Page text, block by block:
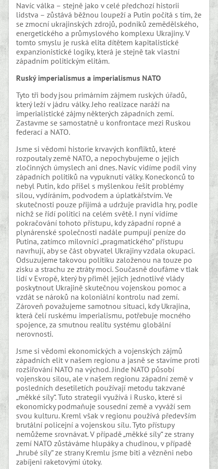
Navíc válka – stejně jako v celé předchozí historii
lidstva – zůstává běžnou loupeží a Putin počítá s tím, že
se zmocní ukrajinských zdrojů, podniků zemědělského,
energetického a průmyslového komplexu Ukrajiny. V
tomto smyslu je ruská elita dítětem kapitalistické
expanzionistické logiky, která je stejně tak vlastní
západním politickým elitám.
Ruský imperialismus a imperialismus NATO
Tyto tři body jsou primárním zájmem ruských úřadů,
který leží v jádru války. Jeho realizace naráží na
imperialistické zájmy některých západních zemí.
Zastavme se samostatně u konfrontace mezi Ruskou
federací a NATO.
Jsme si vědomi historie krvavých konfliktů, které
rozpoutaly země NATO, a nepochybujeme o jejich
zločinných úmyslech ani dnes. Navíc vidíme podíl viny
západních politiků na vypuknutí války. Koneckonců to
nebyl Putin, kdo přišel s myšlenkou řešit problémy
silou, vydíráním, podvodem a úplatkářstvím. Ve
skutečnosti pouze přijímá a udržuje pravidla hry, podle
nichž se řídí politici na celém světě. I nyní vidíme
pokračování tohoto přístupu, kdy západní ropné a
plynárenské společnosti nadále pumpují peníze do
Putina, zatímco milovníci „pragmatického“ přístupu
navrhují, aby se část obyvatel Ukrajiny vzdala okupaci.
Odsuzujeme takovou politiku založenou na touze po
zisku a strachu ze ztráty moci. Současně doufáme v tlak
lidí v Evropě, který by přiměl jejich jednotlivé vlády
poskytnout Ukrajině skutečnou vojenskou pomoc a
vzdát se nároků na koloniální kontrolu nad zemí.
Zároveň považujeme samotnou situaci, kdy Ukrajina,
která čelí ruskému imperialismu, potřebuje mocného
spojence, za smutnou realitu systému globální
nerovnosti.
Jsme si vědomi ekonomických a vojenských zájmů
západních elit v našem regionu a jasně se stavíme proti
rozšiřování NATO na východ. Jinde NATO působí
vojenskou silou, ale v našem regionu západní země v
posledních desetiletích používají metodu takzvané
„měkké síly“. Tuto strategii využívá i Rusko, které si
ekonomicky podmaňuje sousední země a vyváží sem
svou kulturu. Kreml však v regionu používá především
brutální policejní a vojenskou sílu. Tyto přístupy
nemůžeme srovnávat. V případě „měkké síly“ ze strany
zemí NATO zůstáváme hlupáky a chudinou, v případě
„hrubé síly“ ze strany Kremlu jsme biti a vězněni nebo
zabíjeni raketovými útoky.